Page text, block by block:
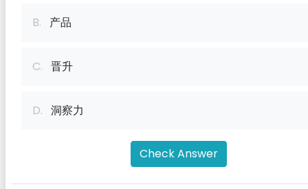
B. 产品
C. 晋升
D. 洞察力
Check Answer